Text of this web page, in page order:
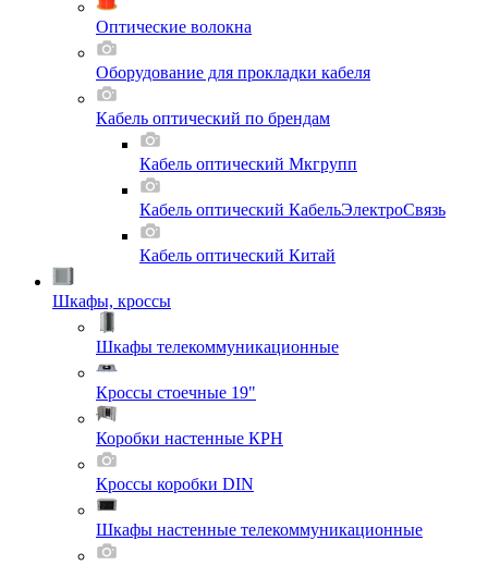
Оптические волокна
Оборудование для прокладки кабеля
Кабель оптический по брендам
Кабель оптический Мкгрупп
Кабель оптический КабельЭлектроСвязь
Кабель оптический Китай
Шкафы, кроссы
Шкафы телекоммуникационные
Кроссы стоечные 19"
Коробки настенные КРН
Кроссы коробки DIN
Шкафы настенные телекоммуникационные